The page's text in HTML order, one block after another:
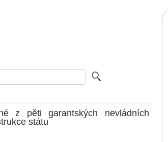
z pěti garantských nevládních
státu